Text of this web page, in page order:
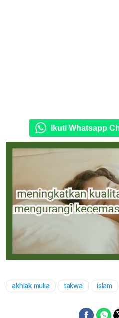
Ikuti Whatsapp
akhlak mulia takwa islam